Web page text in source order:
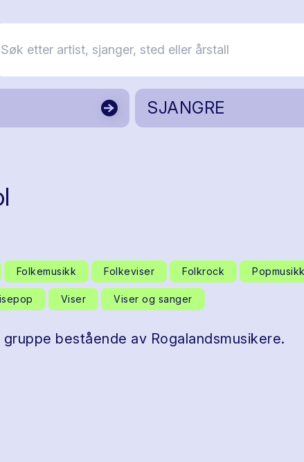
SJANGRE
Folkemusikk Folkeviser Folkrock Popmusikk
Viser Viser og sanger
bestående av Rogalandsmusikere.